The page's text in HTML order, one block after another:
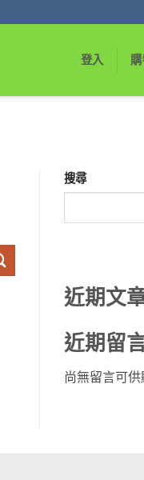
登入
搜尋
近期文
近期留
尚無留言可供